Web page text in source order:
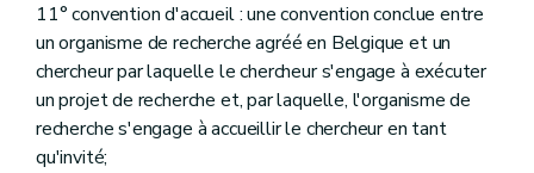
11° convention d'accueil : une convention conclue entre
un organisme de recherche agréé en Belgique et un
chercheur par laquelle le chercheur s'engage à exécuter
un projet de recherche et, par laquelle, l'organisme de
recherche s'engage à accueillir le chercheur en tant
qu'invité;